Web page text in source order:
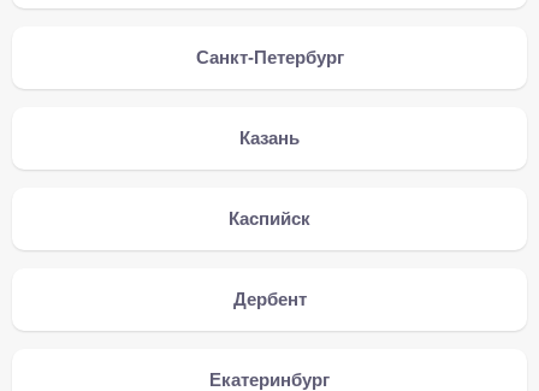
Санкт-Петербург
Казань
Каспийск
Дербент
Екатеринбург